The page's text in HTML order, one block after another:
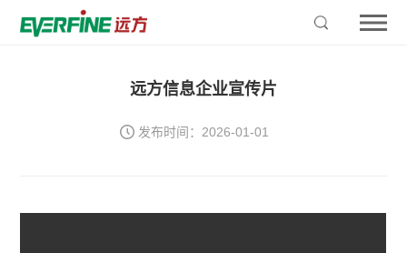
远方信息企业宣传片
发布时间：2026-01-01